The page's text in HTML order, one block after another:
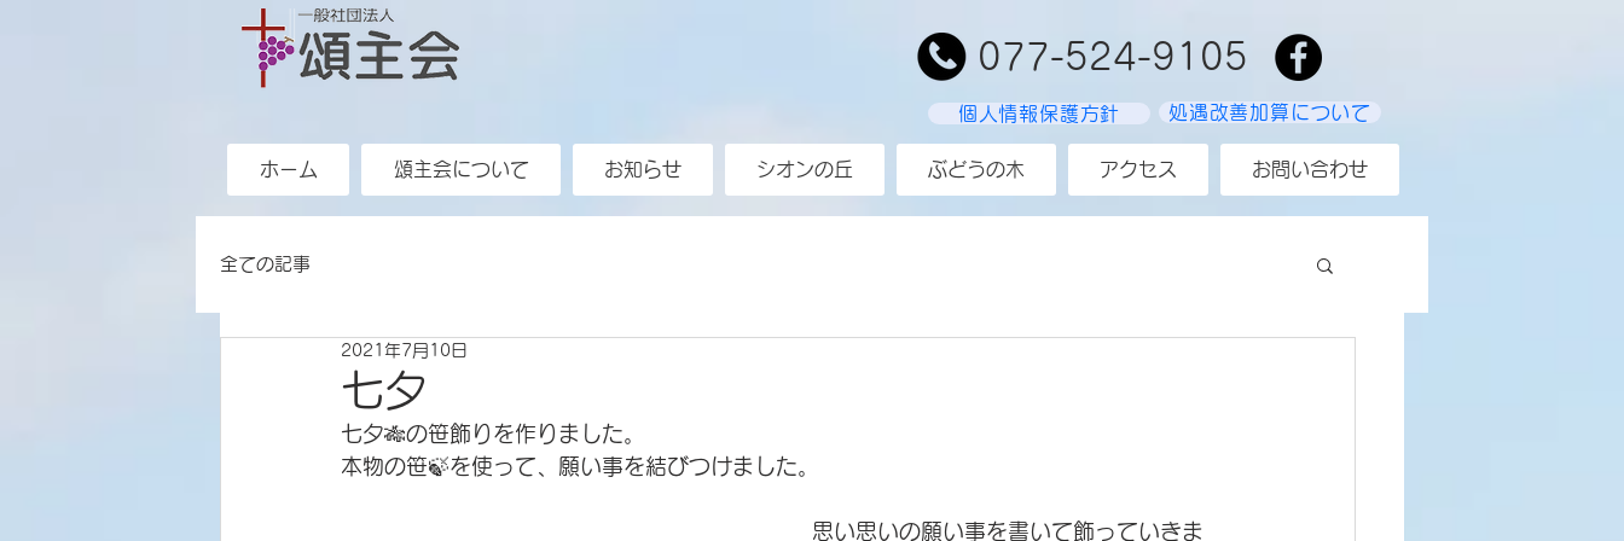
077-524-9105
個人情報保護方針 処遇改善加算について
ホーム 頌主会について お知らせ シオンの丘 ぶどうの木 アクセス お問い合わせ
全ての記事
七夕
2021年7月10日
七夕🎋の笹飾りを作りました。
本物の笹🍃を使って、願い事を結びつけました。
思い思いの願い事を書いて飾っていきま